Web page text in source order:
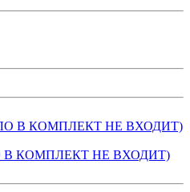
В КОМПЛЕКТ НЕ ВХОДИТ)